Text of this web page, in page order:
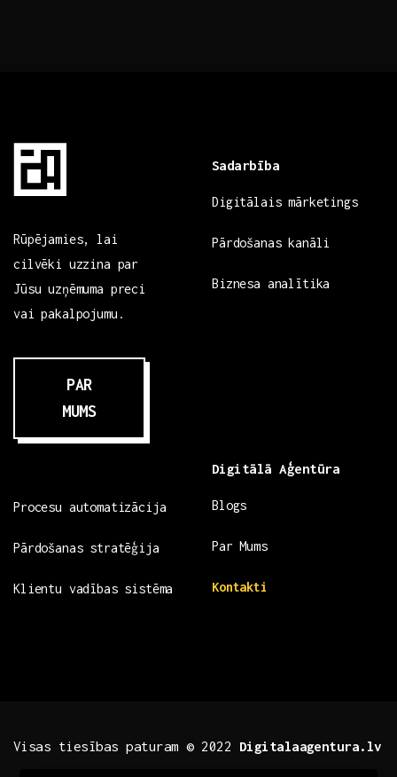
Rūpējamies, lai
cilvēki uzzina par
Jūsu uzņēmuma preci
vai pakalpojumu.
PAR
MUMS
Sadarbība
Digitālais mārketings
Pārdošanas kanāli
Biznesa analītika
Procesu automatizācija
Pārdošanas stratēģija
Klientu vadības sistēma
Digitālā Aģentūra
Blogs
Par Mums
Kontakti
Visas tiesības paturam © 2022 Digitalaagentura.lv